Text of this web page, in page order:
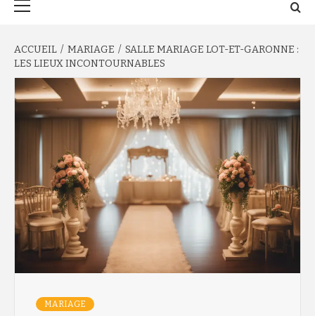
ACCUEIL MARIAGE
SALLE MARIAGE LOT-ET-GARONNE :
LES LIEUX INCONTOURNABLES
MARIAGE